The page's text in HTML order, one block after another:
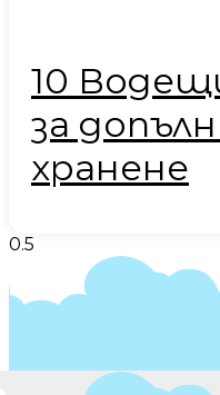
10
за
хранене